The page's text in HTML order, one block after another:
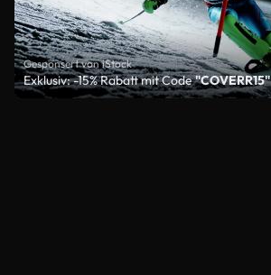
Gesponsert von iStock
Exklusiv: -15% Rabatt mit Code"COVERR15"